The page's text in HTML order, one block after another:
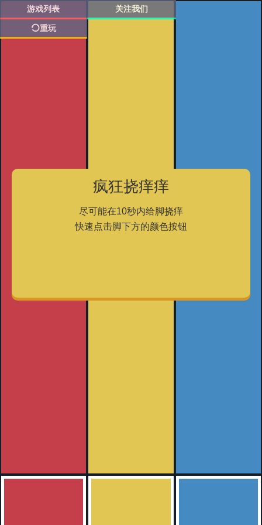
游戏列表 关注我们
重玩
疯狂挠痒痒
尽可能在10秒内给脚挠痒
快速点击脚下方的颜色按钮